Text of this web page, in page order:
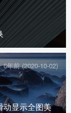
6年前 (2020-10-02)
动显示全图美